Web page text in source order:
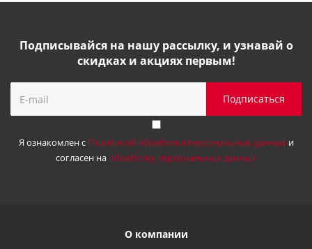
Подписывайся на нашу рассылку, и узнавай о
скидках и акциях первым!
Я ознакомлен с Политикой обработки персональных данныхи
согласен наобработку персональных данных
О компании